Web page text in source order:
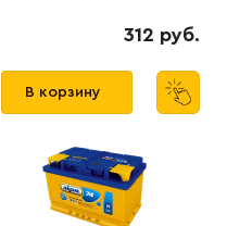
312 руб.
В корзину